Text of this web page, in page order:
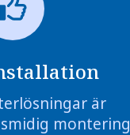
är
montering